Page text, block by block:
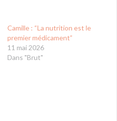
Camille : “La nutrition est le
premier médicament”
11 mai 2026
Dans "Brut"